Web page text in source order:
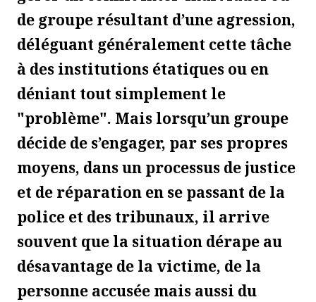
de groupe résultant d’une agression,
déléguant généralement cette tâche
à des institutions étatiques ou en
déniant tout simplement le
"problème". Mais lorsqu’un groupe
décide de s’engager, par ses propres
moyens, dans un processus de justice
et de réparation en se passant de la
police et des tribunaux, il arrive
souvent que la situation dérape au
désavantage de la victime, de la
personne accusée mais aussi du